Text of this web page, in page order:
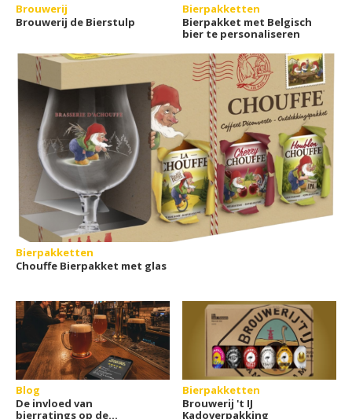
Brouwerij
Brouwerij de Bierstulp
Bierpakketten
Bierpakket met Belgisch
bier te personaliseren
Bierpakketten
Chouffe Bierpakket met glas
Blog
De invloed van
bierratings op de
Bierpakketten
Brouwerij 't IJ
Kadoverpakking